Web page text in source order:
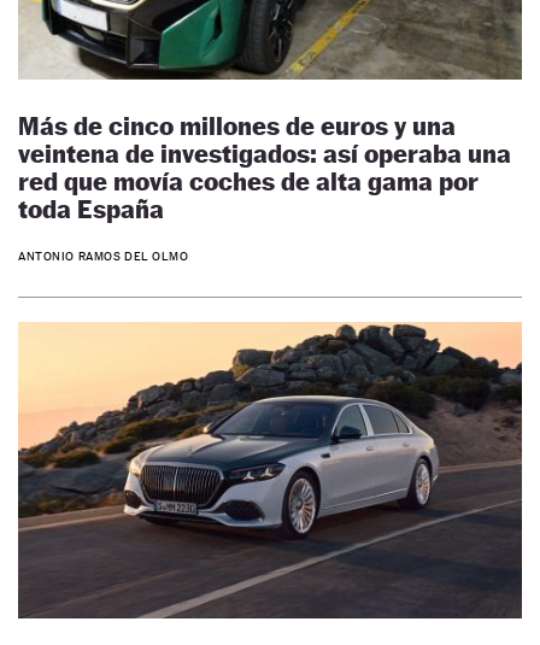
Más de cinco millones de euros y una
veintena de investigados: así operaba una
red que movía coches de alta gama por
toda España
ANTONIO RAMOS DEL OLMO